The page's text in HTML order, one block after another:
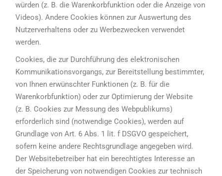
würden (z. B. die Warenkorbfunktion oder die Anzeige von
Videos). Andere Cookies können zur Auswertung des
Nutzerverhaltens oder zu Werbezwecken verwendet
werden.
Cookies, die zur Durchführung des elektronischen
Kommunikationsvorgangs, zur Bereitstellung bestimmter,
von Ihnen erwünschter Funktionen (z. B. für die
Warenkorbfunktion) oder zur Optimierung der Website
(z. B. Cookies zur Messung des Webpublikums)
erforderlich sind (notwendige Cookies), werden auf
Grundlage von Art. 6 Abs. 1 lit. f DSGVO gespeichert,
sofern keine andere Rechtsgrundlage angegeben wird.
Der Websitebetreiber hat ein berechtigtes Interesse an
der Speicherung von notwendigen Cookies zur technisch